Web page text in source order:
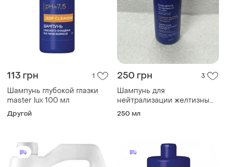
113 грн 1
Шампунь глубокой глазки
master lux 100 мл
Другой
250 грн 3
Шампунь для
нейтрализации желтизны
anti-yellow master lux
250 мл